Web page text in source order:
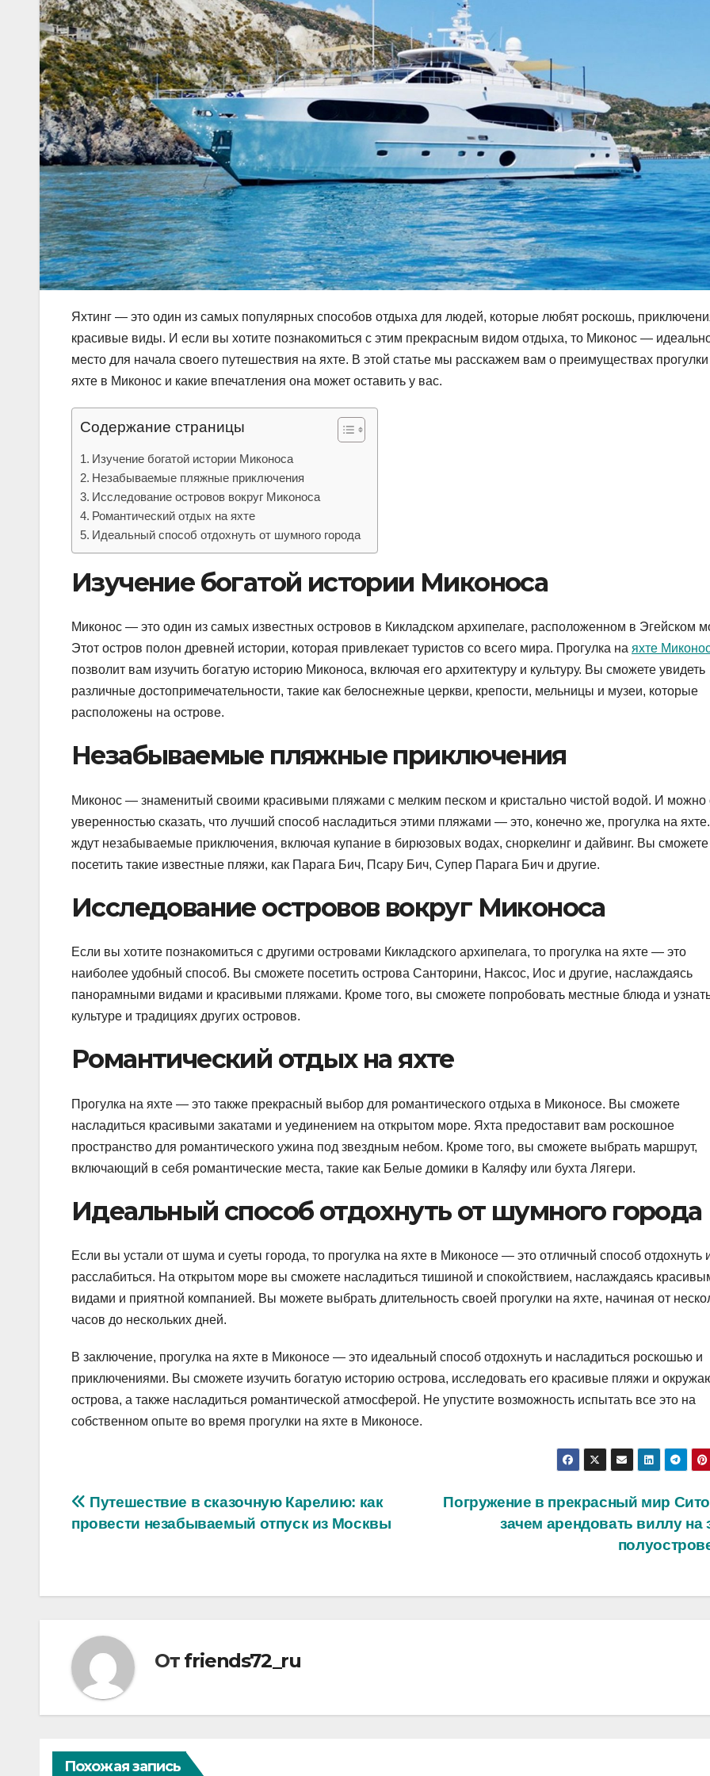
Яхтинг — это один из самых популярных способов отдыха для людей, которые любят роскошь,
красивые виды. И если вы хотите познакомиться с этим прекрасным видом отдыха, то Миконос —
место для начала своего путешествия на яхте. В этой статье мы расскажем вам о преимуществах
яхте в Миконос и какие впечатления она может оставить у вас.
Содержание страницы
Изучение богатой истории Миконоса
Незабываемые пляжные приключения
Исследование островов вокруг Миконоса
Романтический отдых на яхте
Идеальный способ отдохнуть от шумного города
Изучение богатой истории Миконоса
Миконос — это один из самых известных островов в Кикладском архипелаге, расположенном в Эгейском
Этот остров полон древней истории, которая привлекает туристов со всего мира. Прогулка на яхте
позволит вам изучить богатую историю Миконоса, включая его архитектуру и культуру. Вы сможете увидеть
различные достопримечательности, такие как белоснежные церкви, крепости, мельницы и музеи, которые
расположены на острове.
Незабываемые пляжные приключения
Миконос — знаменитый своими красивыми пляжами с мелким песком и кристально чистой водой. И можно
уверенностью сказать, что лучший способ насладиться этими пляжами — это, конечно же, прогулка на
ждут незабываемые приключения, включая купание в бирюзовых водах, сноркелинг и дайвинг. Вы сможете
посетить такие известные пляжи, как Парага Бич, Псару Бич, Супер Парага Бич и другие.
Исследование островов вокруг Миконоса
Если вы хотите познакомиться с другими островами Кикладского архипелага, то прогулка на яхте — это
наиболее удобный способ. Вы сможете посетить острова Санторини, Наксос, Иос и другие, наслаждаясь
панорамными видами и красивыми пляжами. Кроме того, вы сможете попробовать местные блюда и
культуре и традициях других островов.
Романтический отдых на яхте
Прогулка на яхте — это также прекрасный выбор для романтического отдыха в Миконосе. Вы сможете
насладиться красивыми закатами и уединением на открытом море. Яхта предоставит вам роскошное
пространство для романтического ужина под звездным небом. Кроме того, вы сможете выбрать маршрут,
включающий в себя романтические места, такие как Белые домики в Каляфу или бухта Лягери.
Идеальный способ отдохнуть от шумного города
Если вы устали от шума и суеты города, то прогулка на яхте в Миконосе — это отличный способ отдохнуть
расслабиться. На открытом море вы сможете насладиться тишиной и спокойствием, наслаждаясь
видами и приятной компанией. Вы можете выбрать длительность своей прогулки на яхте, начиная от
часов до нескольких дней.
В заключение, прогулка на яхте в Миконосе — это идеальный способ отдохнуть и насладиться роскошью и
приключениями. Вы сможете изучить богатую историю острова, исследовать его красивые пляжи и
острова, а также насладиться романтической атмосферой. Не упустите возможность испытать все это на
собственном опыте во время прогулки на яхте в Миконосе.
Навигация
по
Погружение в прекрасный мир
зачем арендовать виллу на
Путешествие в сказочную Карелию: как
провести незабываемый отпуск из Москвы
От friends72_ru
Похожая запись